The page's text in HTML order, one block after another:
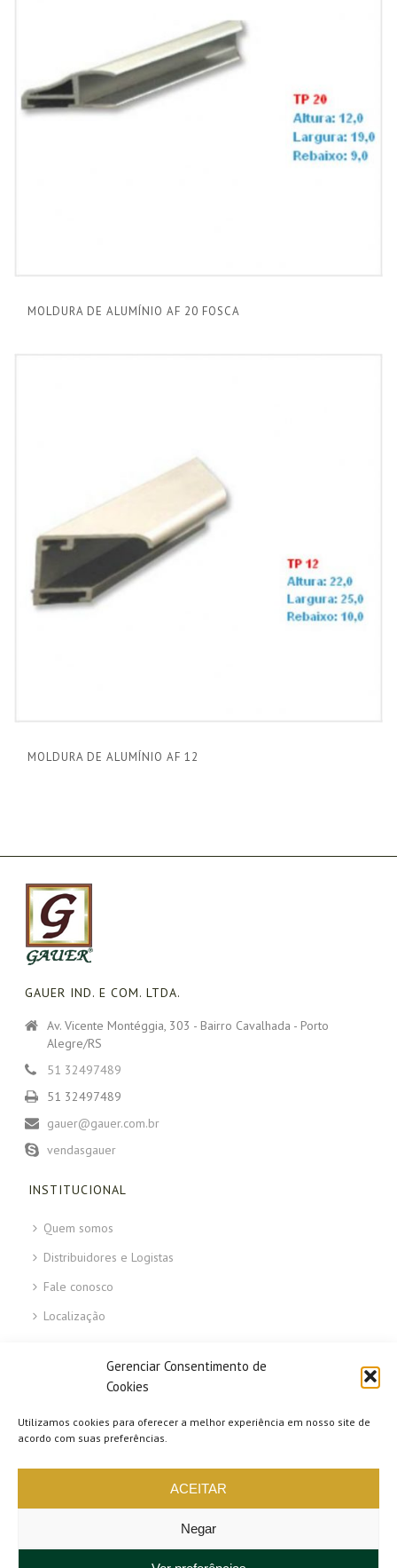
Gerenciar Consentimento de
Cookies
Utilizamos cookies para oferecer a melhor experiência em nosso site de
acordo com suas preferências.
ACEITAR
Negar
MOLDURA DE ALUMÍNIO AF 20 FOSCA
MOLDURA DE ALUMÍNIO AF 12
GAUER IND. E COM. LTDA.
Av. Vicente Montéggia, 303 - Bairro Cavalhada - Porto
Alegre/RS
51 32497489
51 32497489
gauer@gauer.com.br
vendasgauer
INSTITUCIONAL
Quem somos
Distribuidores e Logistas
Fale conosco
Localização
ÁREAS DO SITE
Termos de uso
Política de Troca e Devolução